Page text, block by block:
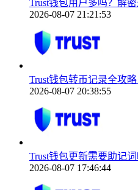
Trust钱包用户多吗？解
2026-08-07 21:21:53
Trust钱包转币记录全攻
2026-08-07 20:38:55
Trust钱包更新需要助记
2026-08-07 17:46:44